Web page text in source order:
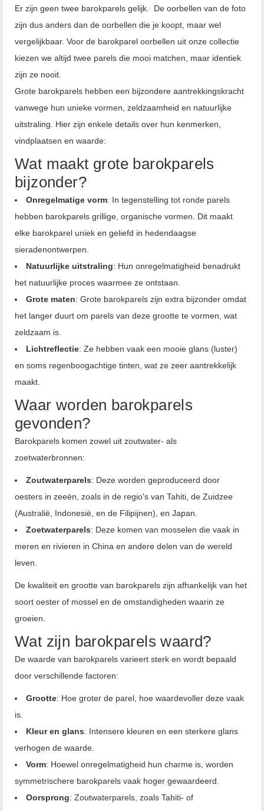
Er zijn geen twee barokparels gelijk. De oorbellen van de foto
zijn dus anders dan de oorbellen die je koopt, maar wel
vergelijkbaar. Voor de barokparel oorbellen uit onze collectie
kiezen we altijd twee parels die mooi matchen, maar identiek
zijn ze nooit.
Grote barokparels hebben een bijzondere aantrekkingskracht
vanwege hun unieke vormen, zeldzaamheid en natuurlijke
uitstraling. Hier zijn enkele details over hun kenmerken,
vindplaatsen en waarde:
Wat maakt grote barokparels
bijzonder?
Onregelmatige vorm: In tegenstelling tot ronde parels
hebben barokparels grillige, organische vormen. Dit maakt
elke barokparel uniek en geliefd in hedendaagse
sieradenontwerpen.
Natuurlijke uitstraling: Hun onregelmatigheid benadrukt
het natuurlijke proces waarmee ze ontstaan.
Grote maten: Grote barokparels zijn extra bijzonder omdat
het langer duurt om parels van deze grootte te vormen, wat
zeldzaam is.
Lichtreflectie: Ze hebben vaak een mooie glans (luster)
en soms regenboogachtige tinten, wat ze zeer aantrekkelijk
maakt.
Waar worden barokparels
gevonden?
Barokparels komen zowel uit zoutwater- als
zoetwaterbronnen:
Zoutwaterparels: Deze worden geproduceerd door
oesters in zeeën, zoals in de regio's van Tahiti, de Zuidzee
(Australië, Indonesië, en de Filipijnen), en Japan.
Zoetwaterparels: Deze komen van mosselen die vaak in
meren en rivieren in China en andere delen van de wereld
leven.
De kwaliteit en grootte van barokparels zijn afhankelijk van het
soort oester of mossel en de omstandigheden waarin ze
groeien.
Wat zijn barokparels waard?
De waarde van barokparels varieert sterk en wordt bepaald
door verschillende factoren:
Grootte: Hoe groter de parel, hoe waardevoller deze vaak
is.
Kleur en glans: Intensere kleuren en een sterkere glans
verhogen de waarde.
Vorm: Hoewel onregelmatigheid hun charme is, worden
symmetrischere barokparels vaak hoger gewaardeerd.
Oorsprong: Zoutwaterparels, zoals Tahiti- of